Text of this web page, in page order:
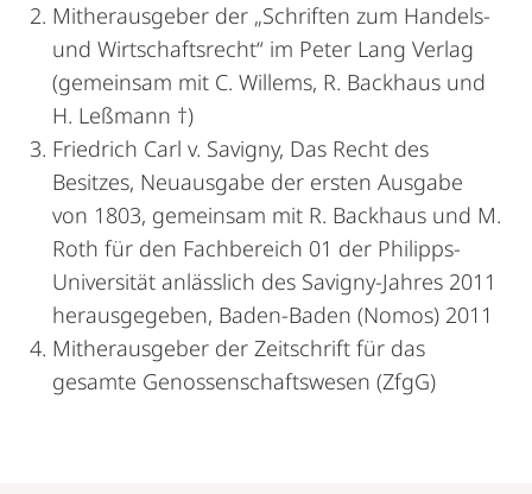
Mitherausgeber der „Schriften zum Handels-
und Wirtschaftsrecht“ im Peter Lang Verlag
(gemeinsam mit C. Willems, R. Backhaus und
H. Leßmann †)
Friedrich Carl v. Savigny, Das Recht des
Besitzes, Neuausgabe der ersten Ausgabe
von 1803, gemeinsam mit R. Backhaus und M.
Roth für den Fachbereich 01 der Philipps-
Universität anlässlich des Savigny-Jahres 2011
herausgegeben, Baden-Baden (Nomos) 2011
Mitherausgeber der Zeitschrift für das
gesamte Genossenschaftswesen (ZfgG)